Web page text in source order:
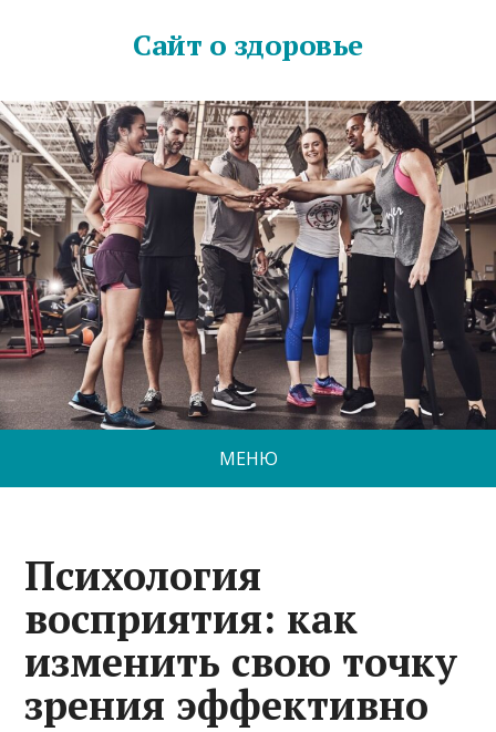
Сайт о здоровье
МЕНЮ
Психология
восприятия: как
изменить свою точку
зрения эффективно